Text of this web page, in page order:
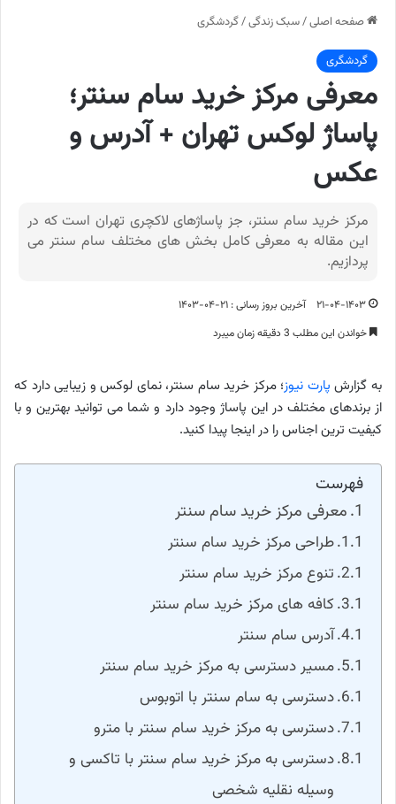
صفحه اصلی/سبک زندگی/گردشگری
گردشگری
معرفی مرکز خرید سام سنتر؛
پاساژ لوکس تهران + آدرس و
عکس
مرکز خرید سام سنتر، جز پاساژهای لاکچری تهران است که در
این مقاله به معرفی کامل بخش های مختلف سام سنتر می
پردازیم.
۲۱-۰۴-۱۴۰۳
آخرین بروز رسانی : ۲۱-۰۴-۱۴۰۳
خواندن این مطلب 3 دقیقه زمان میبرد
به گزارش پارت نیوز؛ مرکز خرید سام سنتر، نمای لوکس و زیبایی دارد که
از برندهای مختلف در این پاساژ وجود دارد و شما می توانید بهترین و با
کیفیت ترین اجناس را در اینجا پیدا کنید.
فهرست
معرفی مرکز خرید سام سنتر
طراحی مرکز خرید سام سنتر
تنوع مرکز خرید سام سنتر
کافه های مرکز خرید سام سنتر
آدرس سام سنتر
مسیر دسترسی به مرکز خرید سام سنتر
دسترسی به سام سنتر با اتوبوس
دسترسی به مرکز خرید سام سنتر با مترو
دسترسی به مرکز خرید سام سنتر با تاکسی و
وسیله نقلیه شخصی